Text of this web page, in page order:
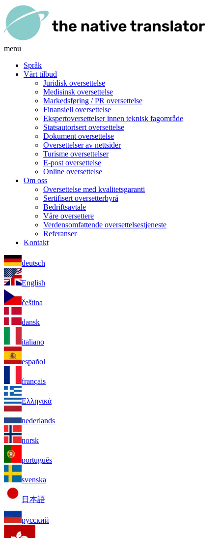
menu
Språk
Vårt tilbud
Juridisk oversettelse
Medisinsk oversettelse
Markedsføring / PR oversettelse
Finansiell oversettelse
Ekspertoversettelser innen teknisk fagområde
Statsautorisert oversettelse
Dokument oversettelse
Oversettelser av nettsider
Turisme oversettelser
E-post oversettelse
Online oversettelse
Om oss
Oversettelse med kvalitetsgaranti
Sertifisert oversetterbyrå
Bedriftsavtale
Våre oversettere
Verdensomfattende oversettelsestjeneste
Referanser
Kontakt
deutsch
English
čeština
dansk
italiano
español
français
Ελληνικά
nederlands
norsk
português
svenska
日本語
русский